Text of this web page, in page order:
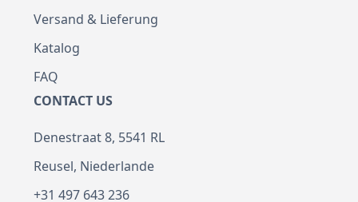
Versand & Lieferung
Katalog
FAQ
CONTACT US
Denestraat 8, 5541 RL
Reusel, Niederlande
+31 497 643 236